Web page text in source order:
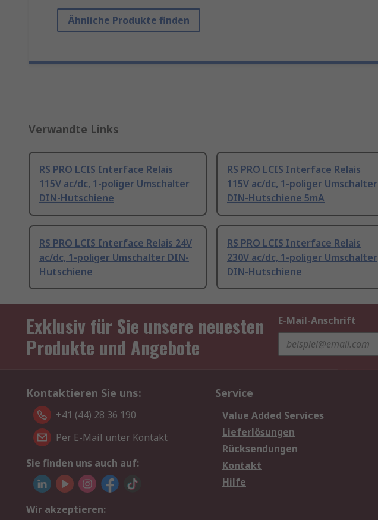
Ähnliche Produkte finden
Verwandte Links
RS PRO LCIS Interface Relais
115V ac/dc, 1-poliger Umschalter
DIN-Hutschiene
RS PRO LCIS Interface Relais
115V ac/dc, 1-poliger Umschalter
DIN-Hutschiene 5mA
RS PRO LCIS Interface Relais 24V
ac/dc, 1-poliger Umschalter DIN-
Hutschiene
RS PRO LCIS Interface Relais
230V ac/dc, 1-poliger Umschalter
DIN-Hutschiene
Exklusiv für Sie unsere neuesten
Produkte und Angebote
E-Mail-Anschrift
Kontaktieren Sie uns:
+41 (44) 28 36 190
Per E-Mail unter Kontakt
Sie finden uns auch auf:
Wir akzeptieren:
Service
Value Added Services
Lieferlösungen
Rücksendungen
Kontakt
Hilfe